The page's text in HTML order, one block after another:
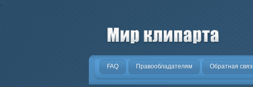
.
FAQ Правообладателям Обратная